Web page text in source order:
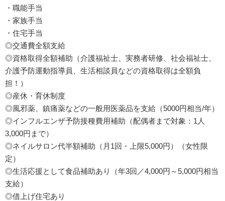
・職能手当
・家族手当
・住宅手当
◎交通費全額支給
◎資格取得全額補助（介護福祉士、実務者研修、社会福祉士、
介護予防運動指導員、生活相談員などの資格取得は全額負
担！）
◎産休・育休制度
◎風邪薬、鎮痛薬などの一般用医薬品を支給（5000円相当/年）
◎インフルエンザ予防接種費用補助（配偶者まで対象：1人
3,000円まで）
◎ネイルサロン代半額補助（月1回・上限5,000円）（女性限
定）
◎生活応援として食品補助あり（年3回／4,000円～5,000円相当
支給）
◎借上げ住宅あり